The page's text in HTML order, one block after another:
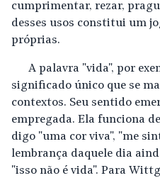
cumprimentar, rezar,
desses usos constitui um
próprias.
A palavra "vida", por
significado único que se
contextos. Seu sentido
empregada. Ela funciona
digo "uma cor viva", "me
lembrança daquele dia
"isso não é vida". Para